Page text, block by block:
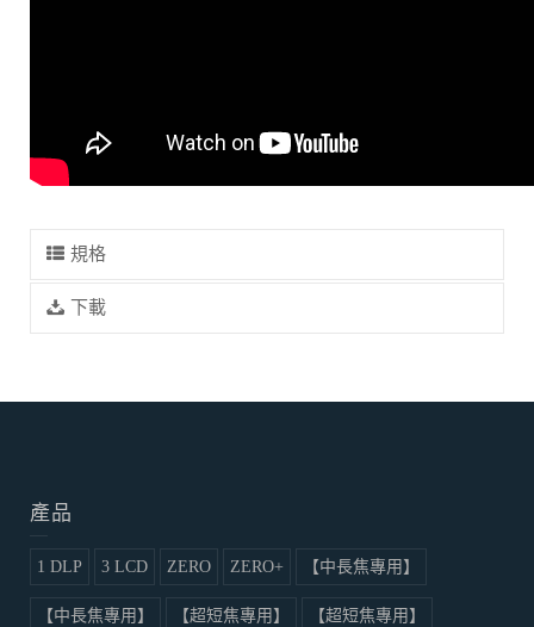
規格
下載
產品
1 DLP 3 LCD ZERO ZERO+ 【中長焦專用】
【中長焦專用】 【超短焦專用】 【超短焦專用】